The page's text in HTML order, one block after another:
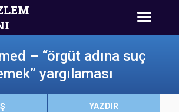
– “örgüt adına suç
yargılaması
YAZDIR